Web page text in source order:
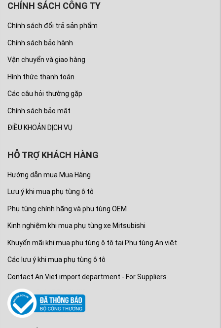
CHÍNH SÁCH CÔNG TY
Chính sách đổi trả sản phẩm
Chính sách bảo hành
Vận chuyển và giao hàng
Hình thức thanh toán
Các câu hỏi thường gặp
Chính sách bảo mật
ĐIỀU KHOẢN DỊCH VỤ
HỖ TRỢ KHÁCH HÀNG
Hướng dẫn mua Mua Hàng
Lưu ý khi mua phụ tùng ô tô
Phụ tùng chính hãng và phụ tùng OEM
Kinh nghiệm khi mua phụ tùng xe Mitsubishi
Khuyến mãi khi mua phụ tùng ô tô tại Phụ tùng An việt
Các lưu ý khi mua phụ tùng ô tô
Contact An Viet import department - For Suppliers